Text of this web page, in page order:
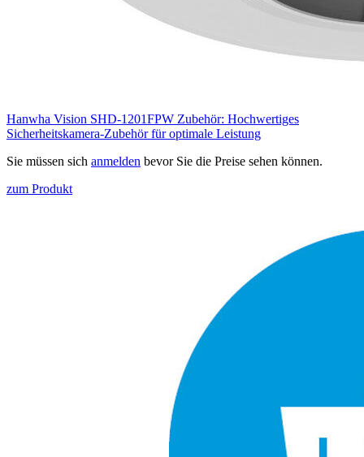
Hanwha Vision SHD-1201FPW Zubehör: Hochwertiges
Sicherheitskamera-Zubehör für optimale Leistung
Sie müssen sich anmelden bevor Sie die Preise sehen können.
zum Produkt